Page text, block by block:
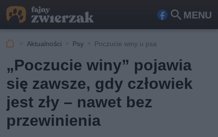
MENU
Fa
ook
Szu
Aktualności Psy Poczucie winy u psa
„Poczucie winy” pojawia
się zawsze, gdy człowiek
jest zły – nawet bez
przewinienia